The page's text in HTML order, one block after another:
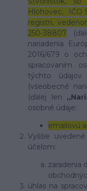
Hlohovec, IČO
registri,
250-38807
nariadenia
2016/679 o
spracovaním
týchto
(všeobecné
(ďalej len
osobné údaje:
emailovú
Vyššie
účelom:
zaradenia
úhlas na